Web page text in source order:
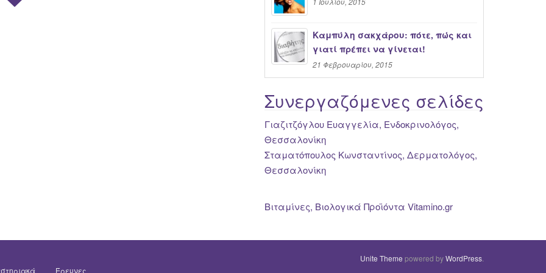
Καμπύλη σακχάρου: πότε, πώς και
γιατί πρέπει να γίνεται!
21 Φεβρουαρίου, 2015
Συνεργαζόμενες σελίδες
Γιαζιτζόγλου Ευαγγελία, Ενδοκρινολόγος,
Θεσσαλονίκη
Σταματόπουλος Κωνσταντίνος, Δερματολόγος,
Θεσσαλονίκη
Βιταμίνες, Βιολογικά Προϊόντα Vitamino.gr
Έρευνες
Unite Theme powered byWordPress